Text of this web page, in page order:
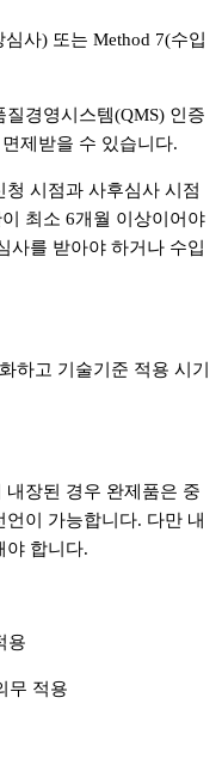
사) 또는 Method 7(수입
경영시스템(QMS) 인증
제받을 수 있습니다.
시점과 사후심사 시점
최소 6개월 이상이어야
사를 받아야 하거나 수입
하고 기술기준 적용 시기
장된 경우 완제품은 중
이 가능합니다. 다만 내
야 합니다.
용
무 적용